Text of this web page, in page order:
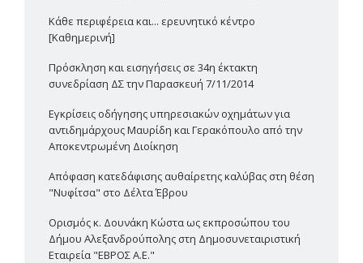
Κάθε περιφέρεια και... ερευνητικό κέντρο
[Καθημερινή]
Πρόσκληση και εισηγήσεις σε 34η έκτακτη
συνεδρίαση ΔΣ την Παρασκευή 7/11/2014
Εγκρίσεις οδήγησης υπηρεσιακών οχημάτων για
αντιδημάρχους Μαυρίδη και Γερακόπουλο από την
Αποκεντρωμένη Διοίκηση
Απόφαση κατεδάφισης αυθαίρετης καλύβας στη θέση
"Νυφίτσα" στο Δέλτα Έβρου
Ορισμός κ. Δουνάκη Κώστα ως εκπροσώπου του
Δήμου Αλεξανδρούπολης στη Δημοσυνεταιριστική
Εταιρεία "ΕΒΡΟΣ Α.Ε."